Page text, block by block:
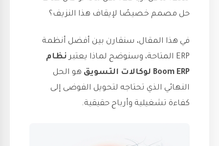
حل مصمم خصيصًا لإيقاف هذا النزيف؟
في هذا المقال، سنقارن بين أفضل أنظمة
ERP المتاحة، وسنوضح لماذا يعتبر
نظام
Boom ERP لوكالات التسويق
هو الحل
النهائي الذي تحتاجه لتحويل الفوضى إلى
كفاءة تشغيلية وأرباح حقيقية.